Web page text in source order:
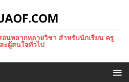
อนหลากหลายวิชา สำหรับนักเรียน ครู
ะผู้สนใจทั่วไป